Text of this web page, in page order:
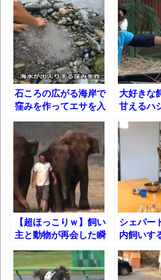
長野県のなめこのデカ
ｗ
新装版「ご冗談でしょ
ん（上）（下）」発売
【画像】整形で2400万
グラビアに挑戦
歴ログは10周年ですが
進撃の巨人シーズン7
感想
TBS「マツコの知らな
集でほとんど紹介されな
ば自分たちで紹介だ！
時代の流れ
【衝撃】道志村の骨や
石ころの広がる海岸で
窪みを作ってエサを入
れると……
大好きな
甘えるハ
【超ほっこりｗ】飼い
主と動物が再会した瞬
間!!
シェパー
内飼いす
食事風景
すｗ